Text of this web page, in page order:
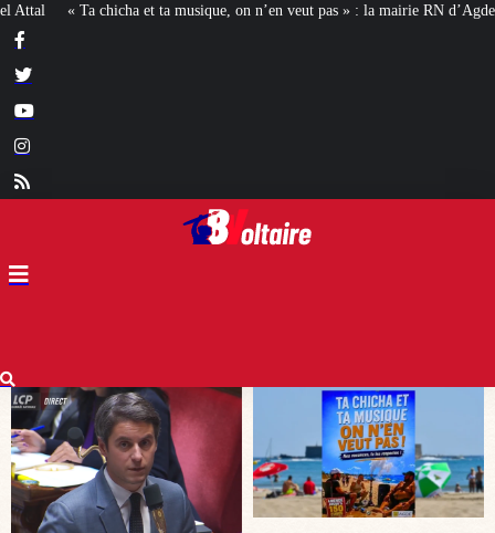
n’en veut pas » : la mairie RN d’Agde face à la meute « antiraciste » La